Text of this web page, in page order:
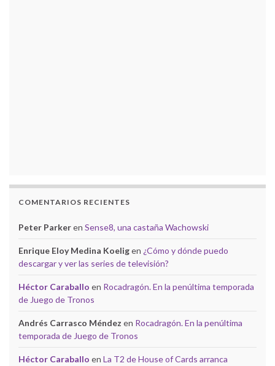
COMENTARIOS RECIENTES
Peter Parkeren Sense8, una castaña Wachowski
Enrique Eloy Medina Koeligen ¿Cómo y dónde puedo
descargar y ver las series de televisión?
Héctor Caraballo en Rocadragón. En la penúltima temporada
de Juego de Tronos
Andrés Carrasco Méndez en Rocadragón. En la penúltima
temporada de Juego de Tronos
Héctor Caraballo en La T2 de House of Cards arranca